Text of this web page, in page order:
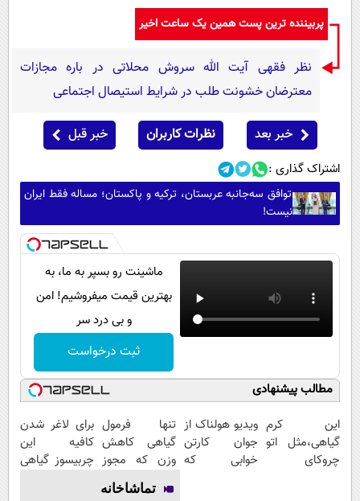
پربیننده ترین پست همین یک ساعت اخیر
نظر فقهی آیت الله سروش محلاتی در باره مجازات
معترضان خشونت طلب در شرایط استیصال اجتماعی
خبر بعد نظرات کاربران خبر قبل
اشتراک گذاری :
توافق سه‌جانبه عربستان، ترکیه و پاکستان؛ مساله فقط ایران
نیست!
ماشینت رو بسپر به ما، به
بهترین قیمت میفروشیم! امن
و بی درد سر
ثبت درخواست
مطالب پیشنهادی
این کرم
گیاهی،مثل اتو
چروکای
ویدیو هولناک از
جوان کارتن
خوابی که
تنها فرمول
گیاهی کاهش
وزن که مجوز
وزارت بهداشت
دارد(کلیک
برای لاغر شدن
کافیه این
چربیسوز گیاهی
تماشاخانه